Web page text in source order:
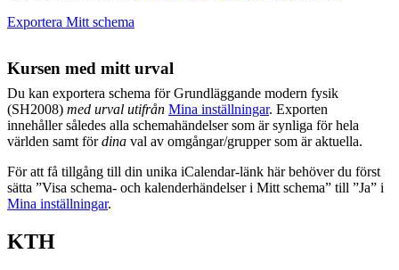
Exportera Mitt schema
Kursen med mitt urval
Du kan exportera schema för Grundläggande modern fysik
(SH2008) med urval utifrån Mina inställningar. Exporten
innehåller således alla schemahändelser som är synliga för hela
världen samt fördina val av omgångar/grupper som är aktuella.
För att få tillgång till din unika iCalendar-länk här behöver du först
sätta ”Visa schema- och kalenderhändelser i Mitt schema” till ”Ja” i
Mina inställningar.
KTH